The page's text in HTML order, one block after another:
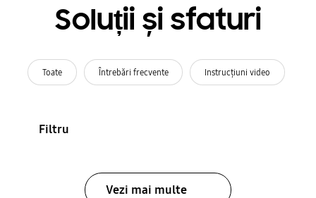
Soluții și sfaturi
Toate Întrebări frecvente Instrucţiuni video
Filtru
Vezi mai multe